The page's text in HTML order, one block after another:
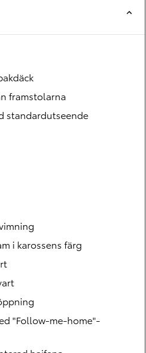
Easy Billån
framstolarna
standardutseende
i karossens färg
"Follow-me-home"-